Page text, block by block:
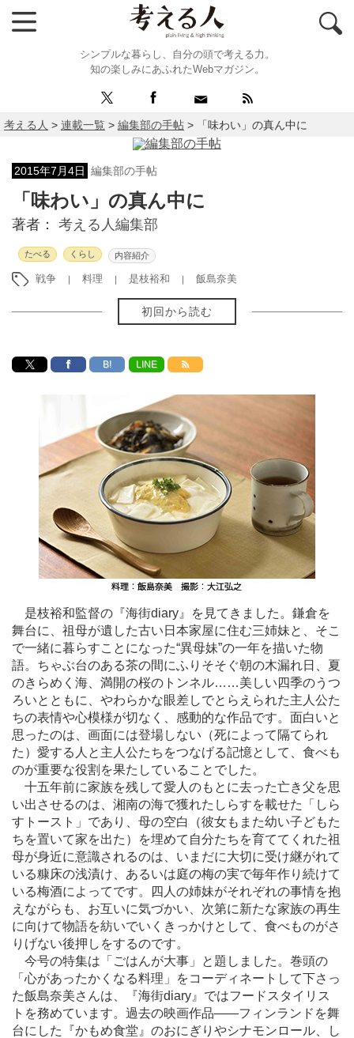
シンプルな暮らし、自分の頭で考える力。
知の楽しみにあふれたWebマガジン。
考える人 > 連載一覧 > 編集部の手帖 > 「味わい」の真ん中に
2015年7月4日 編集部の手帖
「味わい」の真ん中に
著者： 考える人編集部
たべる くらし 内容紹介
戦争 料理 是枝裕和 飯島奈美
初回から読む
B! LINE
是枝裕和監督の『海街diary』を見てきました。鎌倉を
舞台に、祖母が遺した古い日本家屋に住む三姉妹と、そこ
で一緒に暮らすことになった“異母妹”の一年を描いた物
語。ちゃぶ台のある茶の間にふりそそぐ朝の木漏れ日、夏
のきらめく海、満開の桜のトンネル… …美しい四季のうつ
ろいとともに、やわらかな眼差しでとらえられた主人公た
ちの表情や心模様が切なく、感動的な作品です。面白いと
思ったのは、画面には登場しない（死によって隔てられ
た）愛する人と主人公たちをつなげる記憶として、食べも
のが重要な役割を果たしていることでした。
十五年前に家族を残して愛人のもとに去った亡き父を思
い出させるのは、湘南の海で獲れたしらすを載せた「しら
すトースト」であり、母の空白（彼女もまた幼い子どもた
ちを置いて家を出た）を埋めて自分たちを育ててくれた祖
母が身近に意識されるのは、いまだに大切に受け継がれて
いる糠床の浅漬け、あるいは庭の梅の実で毎年作り続けて
いる梅酒によってです。四人の姉妹がそれぞれの事情を抱
えながらも、お互いに気づかい、次第に新たな家族の再生
に向けて物語を紡いでいくきっかけとして、食べものがさ
りげない後押しをするのです。
今号の特集は「ごはんが大事」と題しました。巻頭の
「心があったかくなる料理」をコーディネートして下さっ
た飯島奈美さんは、『海街diary』ではフードスタイリス
トを務めています。過去の映画作品――フィンランドを舞
台にした『かもめ食堂』のおにぎりやシナモンロール、し